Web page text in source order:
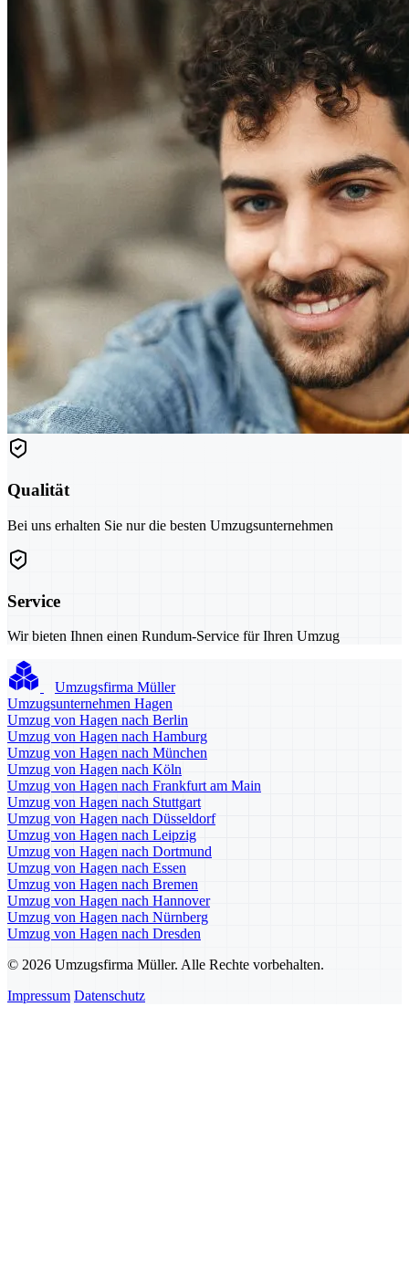
Qualität
Bei uns erhalten Sie nur die besten Umzugsunternehmen
Service
Wir bieten Ihnen einen Rundum-Service für Ihren Umzug
Umzugsfirma Müller
Umzugsunternehmen Hagen
Umzug von Hagen nach Berlin
Umzug von Hagen nach Hamburg
Umzug von Hagen nach München
Umzug von Hagen nach Köln
Umzug von Hagen nach Frankfurt am Main
Umzug von Hagen nach Stuttgart
Umzug von Hagen nach Düsseldorf
Umzug von Hagen nach Leipzig
Umzug von Hagen nach Dortmund
Umzug von Hagen nach Essen
Umzug von Hagen nach Bremen
Umzug von Hagen nach Hannover
Umzug von Hagen nach Nürnberg
Umzug von Hagen nach Dresden
© 2026 Umzugsfirma Müller. Alle Rechte vorbehalten.
Impressum Datenschutz